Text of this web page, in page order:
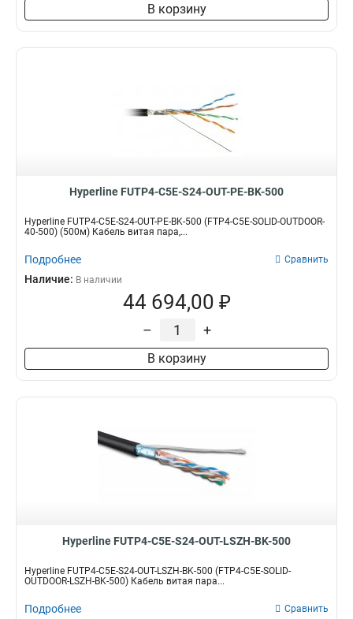
В корзину
Hyperline FUTP4-C5E-S24-OUT-PE-BK-500
Hyperline FUTP4-C5E-S24-OUT-PE-BK-500 (FTP4-C5E-SOLID-OUTDOOR-
40-500) (500м) Кабель витая пара,...
Подробнее Сравнить
Наличие: В наличии
44 694,00 ₽
– +
В корзину
Hyperline FUTP4-C5E-S24-OUT-LSZH-BK-500
Hyperline FUTP4-C5E-S24-OUT-LSZH-BK-500 (FTP4-C5E-SOLID-
OUTDOOR-LSZH-BK-500) Кабель витая пара...
Подробнее Сравнить